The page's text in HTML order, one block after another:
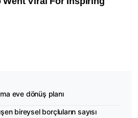
eve dönüş planı
bireysel borçluların sayısı